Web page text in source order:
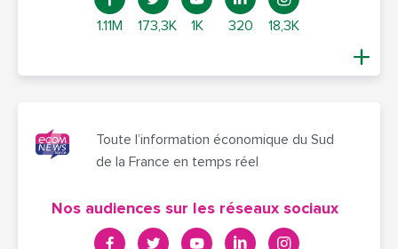
1.11M 173,3K 1K 320 18,3K
Toute l’information économique du Sud
de la France en temps réel
Nos audiences sur les réseaux sociaux